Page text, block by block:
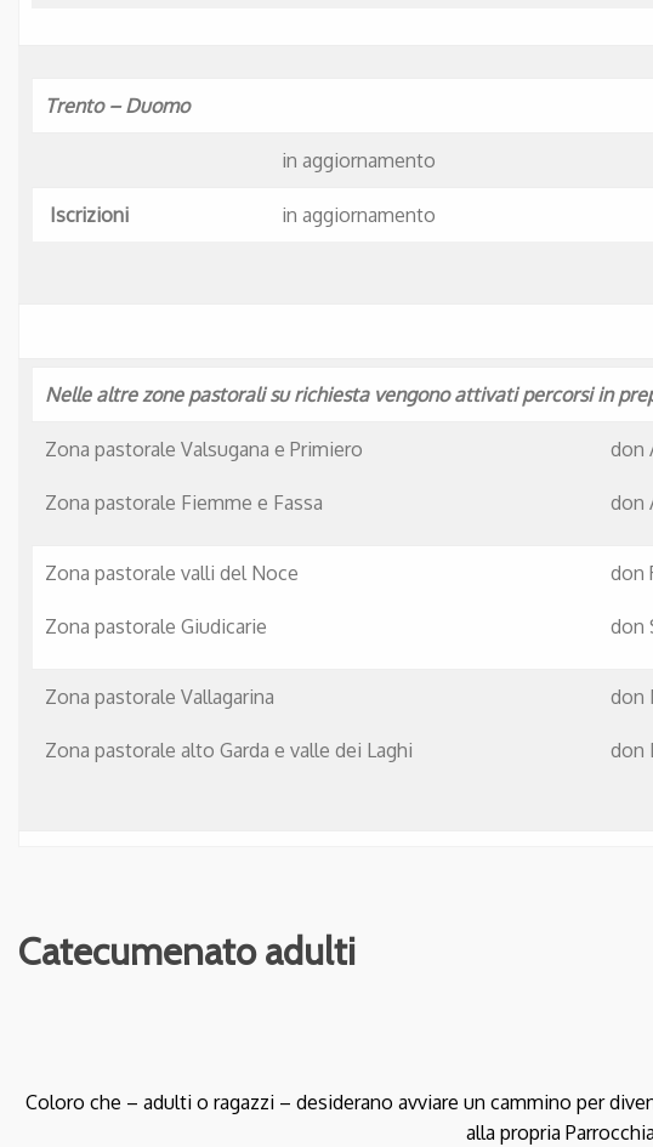
Trento – Duomo
in aggiornamento
Iscrizioni in aggiornamento
Nelle altre zone pastorali su richiesta vengono attivati percorsi in
Zona pastorale Valsugana e Primiero
Zona pastorale Fiemme e Fassa
Zona pastorale valli del Noce
Zona pastorale Giudicarie
Zona pastorale Vallagarina
Zona pastorale alto Garda e valle dei Laghi
Catecumenato adulti
Coloro che – adulti o ragazzi – desiderano avviare un cammino per
alla propria